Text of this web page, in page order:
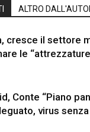
ALTRO
cresce il settore
le
Conte “Piano
virus